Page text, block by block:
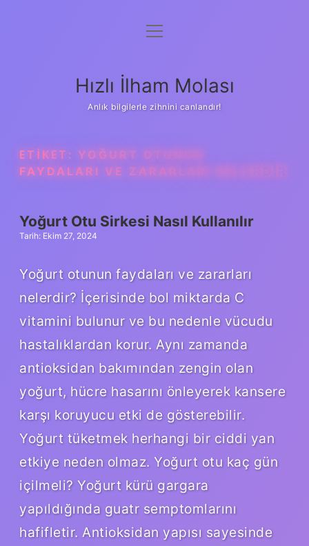
Anasayfa
Yasal Uyarı
menüyü
Hızlı İlham Molası
Anlık bilgilerle zihnini canlandır!
ETIKET: YOĞURT OTUNUN
FAYDALARI VE ZARARLARI NELERDIR
Yoğurt Otu Sirkesi Nasıl Kullanılır
Tarih: Ekim 27, 2024
Yoğurt otunun faydaları ve zararları
nelerdir? İçerisinde bol miktarda C
vitamini bulunur ve bu nedenle vücudu
hastalıklardan korur. Aynı zamanda
antioksidan bakımından zengin olan
yoğurt, hücre hasarını önleyerek kansere
karşı koruyucu etki de gösterebilir.
Yoğurt tüketmek herhangi bir ciddi yan
etkiye neden olmaz. Yoğurt otu kaç gün
içilmeli? Yoğurt kürü gargara
yapıldığında guatr semptomlarını
hafifletir. Antioksidan yapısı sayesinde